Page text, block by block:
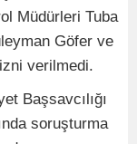
Müdürleri Tuba
Göfer ve
verilmedi.
Başsavcılığı
soruşturma